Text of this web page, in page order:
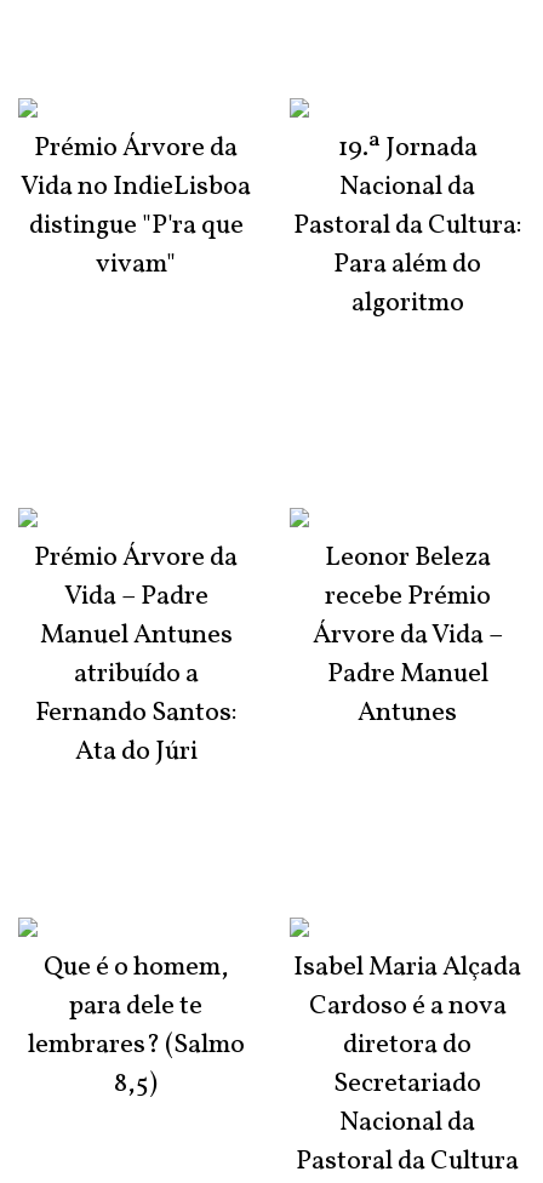
Prémio Árvore da
Vida no IndieLisboa
distingue "P'ra que
vivam"
Prémio Árvore da
Vida – Padre
Manuel Antunes
atribuído a
Fernando Santos:
Ata do Júri
Que é o homem,
para dele te
lembrares? (Salmo
8,5)
19.ª Jornada
Nacional da
Pastoral da Cultura:
Para além do
algoritmo
Leonor Beleza
recebe Prémio
Árvore da Vida –
Padre Manuel
Antunes
Isabel Maria Alçada
Cardoso é a nova
diretora do
Secretariado
Nacional da
Pastoral da Cultura